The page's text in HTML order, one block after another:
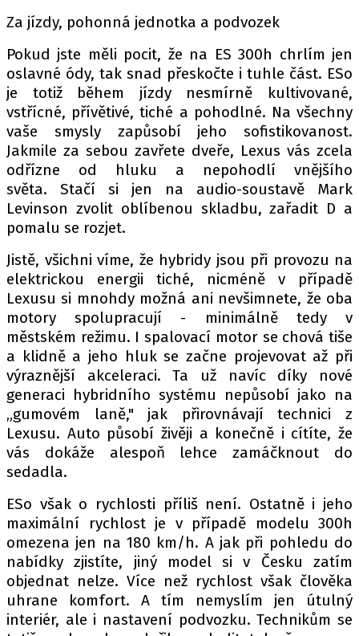
Za jízdy, pohonná jednotka a podvozek
Pokud jste měli pocit, že na ES 300h chrlím jen
oslavné ódy, tak snad přeskočte i tuhle část. ESo
je totiž během jízdy nesmírně kultivované,
vstřícné, přívětivé, tiché a pohodlné. Na všechny
vaše smysly zapůsobí jeho sofistikovanost.
Jakmile za sebou zavřete dveře, Lexus vás zcela
odřízne od hluku a nepohodlí vnějšího
světa. Stačí si jen na audio-soustavě Mark
Levinson zvolit oblíbenou skladbu, zařadit D a
pomalu se rozjet.
Jistě, všichni víme, že hybridy jsou při provozu na
elektrickou energii tiché, nicméně v případě
Lexusu si mnohdy možná ani nevšimnete, že oba
motory spolupracují - minimálně tedy v
městském režimu. I spalovací motor se chová tiše
a klidně a jeho hluk se začne projevovat až při
výraznější akceleraci. Ta už navíc díky nové
generaci hybridního systému nepůsobí jako na
„gumovém laně," jak přirovnávají technici z
Lexusu. Auto působí živěji a konečně i cítíte, že
vás dokáže alespoň lehce zamáčknout do
sedadla.
ESo však o rychlosti příliš není. Ostatně i jeho
maximální rychlost je v případě modelu 300h
omezena jen na 180 km/h. A jak při pohledu do
nabídky zjistíte, jiný model si v Česku zatím
objednat nelze. Více než rychlost však člověka
uhrane komfort. A tím nemyslím jen útulný
interiér, ale i nastavení podvozku. Technikům se